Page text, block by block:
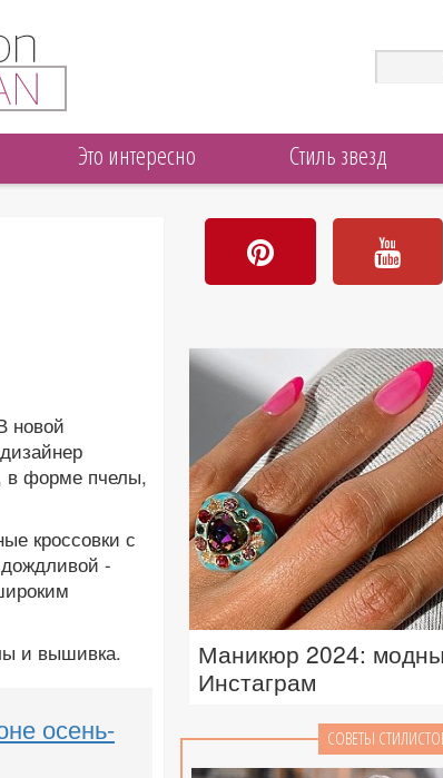
Это интересно Стиль звезд
новой
в форме пчелы,
кроссовки с
-
и вышивка.
осень-
Маникюр 2024:
Инстаграм
СОВЕТЫ